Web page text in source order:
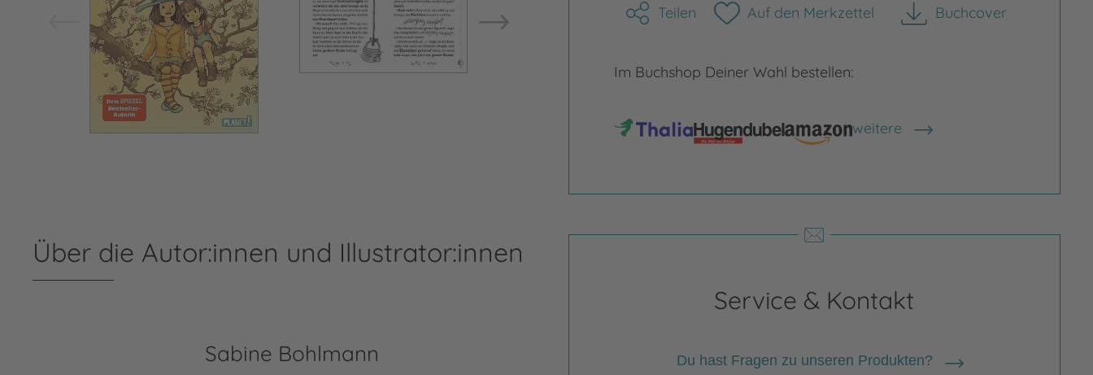
Teilen Auf den Merkzettel Buchcover
herunterladen
Im Buchshop Deiner Wahl bestellen:
weitere
Shops anzeigen
Service & Kontakt
Du hast Fragen zu unseren Produkten?
Über die Autor:innen und Illustrator:innen
Sabine Bohlmann